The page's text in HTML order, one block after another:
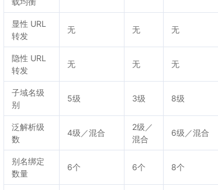
显性 URL
转发
无 无 无
隐性 URL
转发
无 无 无
子域名级
别
5级 3级 8级
泛解析级
数
4级／混合
2级／
混合
6级／混合
别名绑定
数量
6个 6个 8个